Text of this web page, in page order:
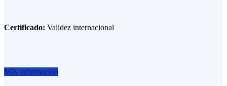
Certificado: Validez internacional
Más información